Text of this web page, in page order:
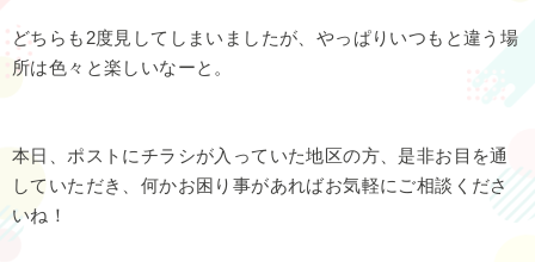
どちらも2度見してしまいましたが、やっぱりいつもと違う場
所は色々と楽しいなーと。
本日、ポストにチラシが入っていた地区の方、是非お目を通
していただき、何かお困り事があればお気軽にご相談くださ
いね！